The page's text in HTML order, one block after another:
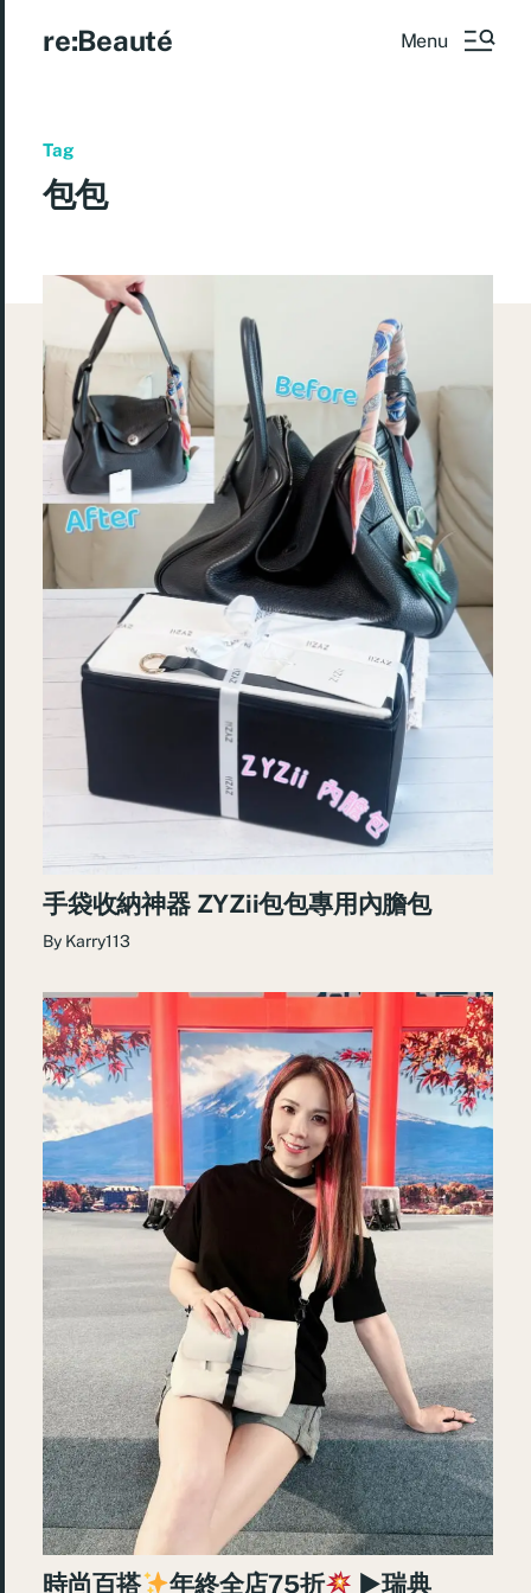
re:Beauté Menu
Tag
包包
手袋收納神器 ZYZii包包專用內膽包
By Karry113
時尚百搭 年終全店75折 ►瑞典